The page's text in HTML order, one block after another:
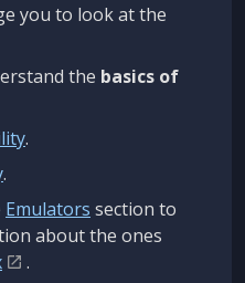
you to look at the
the basics of
.
.
Emulators section to
about the ones
.